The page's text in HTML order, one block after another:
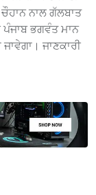
ਨਾਲ ਗੱਲਬਾਤ
ਪੰਜਾਬ ਭਗਵੰਤ ਮਾਨ
ਜਾਣਕਾਰੀ